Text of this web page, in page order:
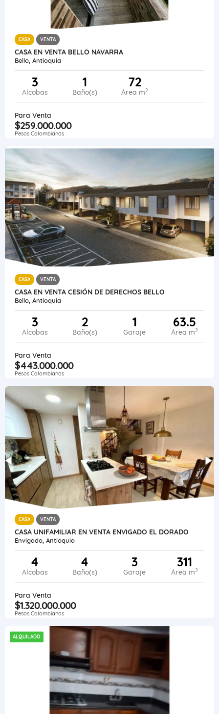
CASA VENTA
CASA EN VENTA BELLO NAVARRA
Bello, Antioquia
3
Alcobas
1
Baño(s)
72
Área m2
Para Venta
$259.000.000
Pesos Colombianos
CASA VENTA
CASA EN VENTA CESIÓN DE DERECHOS BELLO
Bello, Antioquia
3
Alcobas
2
Baño(s)
1
Garaje
63.5
Área m2
Para Venta
$443.000.000
Pesos Colombianos
CASA VENTA
CASA UNIFAMILIAR EN VENTA ENVIGADO EL DORADO
Envigado, Antioquia
4
Alcobas
4
Baño(s)
3
Garaje
311
Área m2
Para Venta
$1.320.000.000
Pesos Colombianos
ALQUILADO